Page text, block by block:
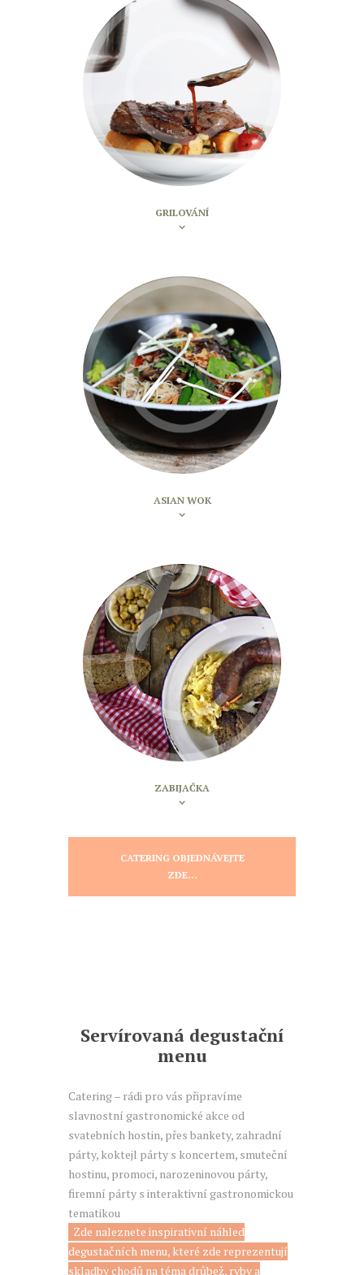
GRILOVÁNÍ
ASIAN WOK
ZABIJAČKA
CATERING OBJEDNÁVEJTE
ZDE...
Servírovaná degustační
menu
Catering – rádi pro vás připravíme
slavnostní gastronomické akce od
svatebních hostin, přes bankety, zahradní
párty, koktejl párty s koncertem, smuteční
hostinu, promoci, narozeninovou párty,
firemní párty s interaktivní gastronomickou
tematikou
Zde naleznete inspirativní náhled
degustačních menu, které zde reprezentují
skladby chodů na téma drůbež, ryby a